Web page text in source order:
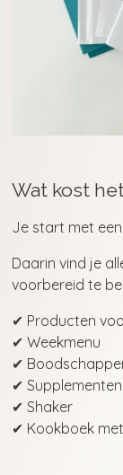
Wat kost
Je start met
Daarin vind je
voorbereid te
✔ Producten
✔ Weekmenu
✔
✔
✔ Shaker
✔ Kookboek